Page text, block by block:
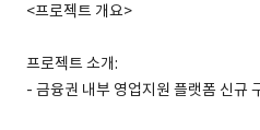
<프로젝트 개요>
프로젝트 소개:
- 금융권 내부 영업지원 플랫폼 신규